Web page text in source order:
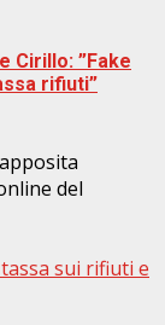
Cirillo: ”Fake
rifiuti”
del
sui rifiuti e